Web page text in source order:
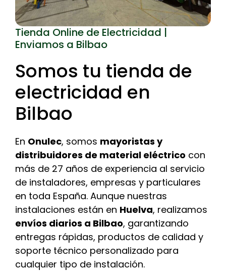
Tienda Online de Electricidad |
Enviamos a Bilbao
Somos tu tienda de
electricidad en
Bilbao
En Onulec, somos mayoristas y
distribuidores de material eléctrico con
más de 27 años de experiencia al servicio
de instaladores, empresas y particulares
en toda España. Aunque nuestras
instalaciones están en Huelva, realizamos
envíos diarios a Bilbao, garantizando
entregas rápidas, productos de calidad y
soporte técnico personalizado para
cualquier tipo de instalación.